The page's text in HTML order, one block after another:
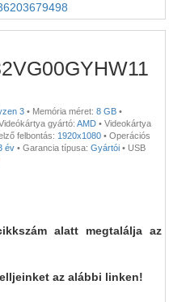
3 • Memória méret: 8 GB •
gyártó: AMD • Videokártya
felbontás: 1920x1080 • Operációs
év • Garancia típusa: Gyártói • USB
alatt megtalálja az
az alábbi linken!